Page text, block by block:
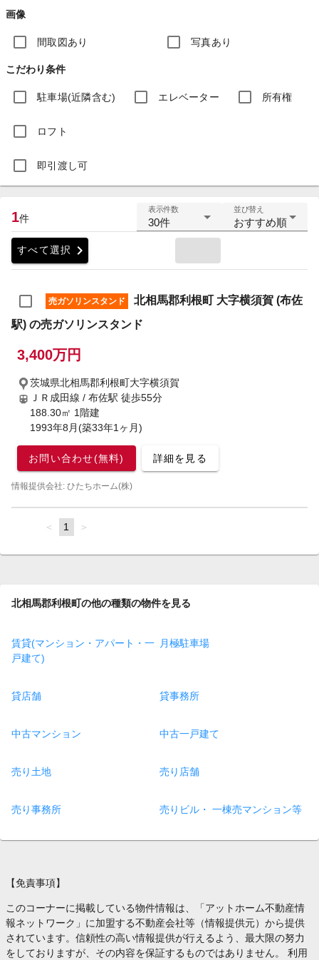
画像
間取図あり 写真あり
こだわり条件
駐車場(近隣含む) エレベーター 所有権
ロフト
即引渡し可
1件
表示件数
30件
並び替え
おすすめ順
すべて選択 chevron_right
売ガソリンスタンド
北相馬郡利根町 大字横須賀 (布佐
駅) の売ガソリンスタンド
3,400万円
茨城県北相馬郡利根町大字横須賀
ＪＲ成田線 / 布佐駅 徒歩55分
188.30㎡ 1階建
1993年8月(築33年1ヶ月)
お問い合わせ(無料) 詳細を見る
情報提供会社: ひたちホーム(株)
page
You're
page
1 page
北相馬郡利根町の他の種類の物件を見る
賃貸(マンション・アパート・一
戸建て)
月極駐車場
貸店舗 貸事務所
中古マンション 中古一戸建て
売り土地 売り店舗
売り事務所 売りビル・ 一棟売マンション等
【免責事項】
このコーナーに掲載している物件情報は、「アットホーム不動産情
報ネットワーク」に加盟する不動産会社等（情報提供元）から提供
されています。信頼性の高い情報提供が行えるよう、最大限の努力
をしておりますが、その内容を保証するものではありません。 利用